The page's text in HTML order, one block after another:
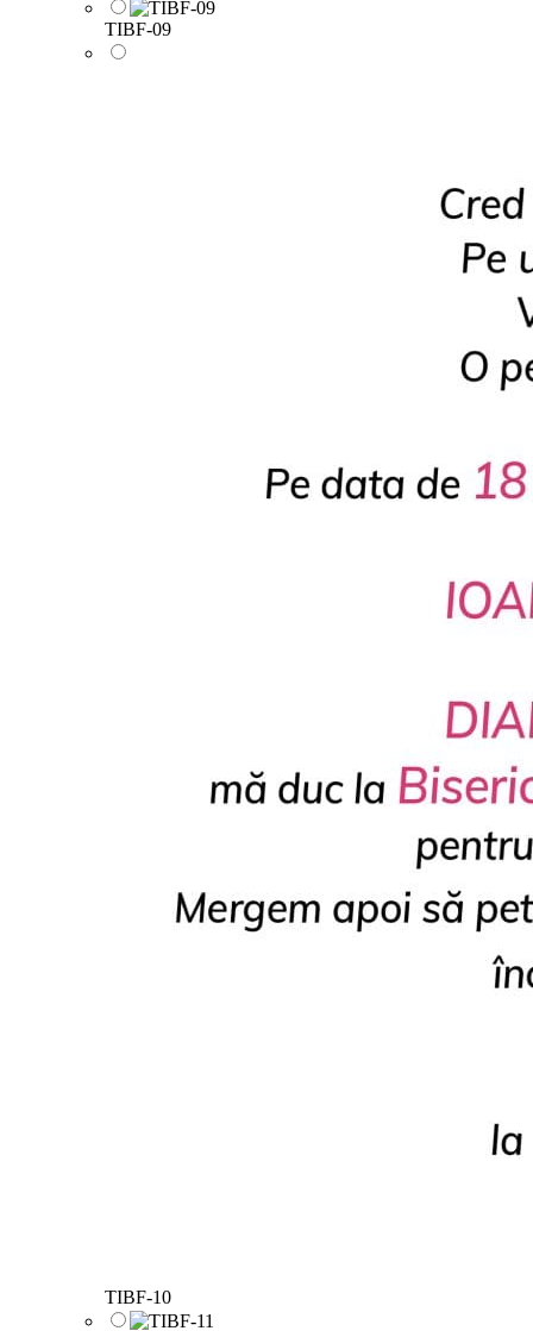
TIBF-09
TIBF-10